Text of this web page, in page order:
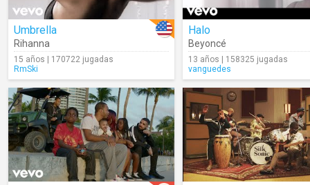
Umbrella
Rihanna
15 años | 170722 jugadas
RmSki
Halo
Beyoncé
13 años | 158325 jugadas
vanguedes